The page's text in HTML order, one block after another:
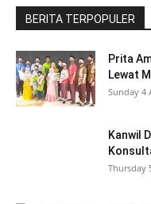
BERITA TERPOPULER
Prita
Lewat
Sunday 4
Kanwil
Thursday